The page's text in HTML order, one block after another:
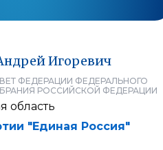
Игоревич
ФЕДЕРАЦИИ ФЕДЕРАЛЬНОГО
РОССИЙСКОЙ ФЕДЕРАЦИИ
область
"Единая Россия"